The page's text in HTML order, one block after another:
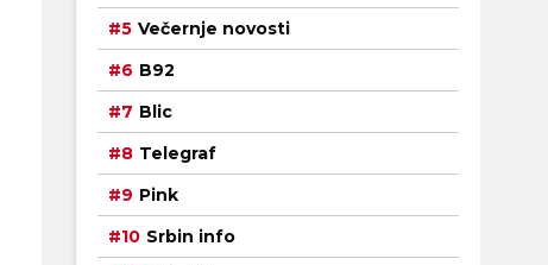
Večernje novosti
B92
Blic
Telegraf
Pink
Srbin info